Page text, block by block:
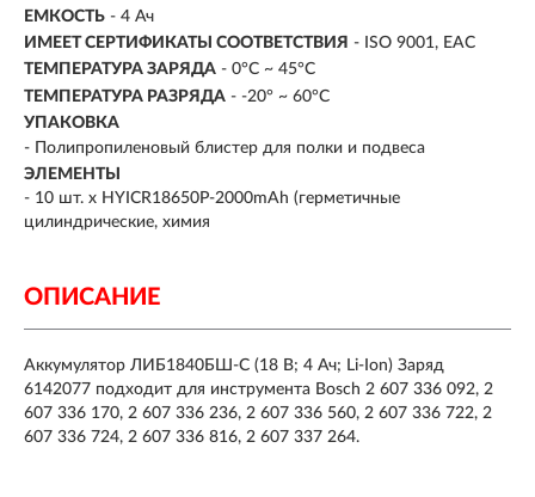
ЕМКОСТЬ - 4 Ач
ИМЕЕТ СЕРТИФИКАТЫ СООТВЕТСТВИЯ - ISO 9001, ЕАС
ТЕМПЕРАТУРА ЗАРЯДА - 0°C ~ 45°C
ТЕМПЕРАТУРА РАЗРЯДА - -20° ~ 60°C
УПАКОВКА
- Полипропиленовый блистер для полки и подвеса
ЭЛЕМЕНТЫ
- 10 шт. х HYIСR18650P-2000mAh (герметичные
цилиндрические, химия
ОПИСАНИЕ
Аккумулятор ЛИБ1840БШ-С (18 В; 4 Ач; Li-Ion) Заряд
6142077 подходит для инструмента Bosch 2 607 336 092, 2
607 336 170, 2 607 336 236, 2 607 336 560, 2 607 336 722, 2
607 336 724, 2 607 336 816, 2 607 337 264.